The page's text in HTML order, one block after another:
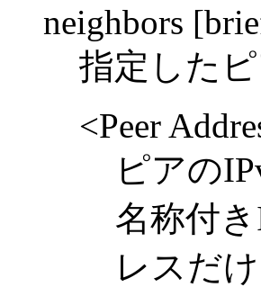
neighbors
指定した
<Peer
ピアの
名称付
レスだ